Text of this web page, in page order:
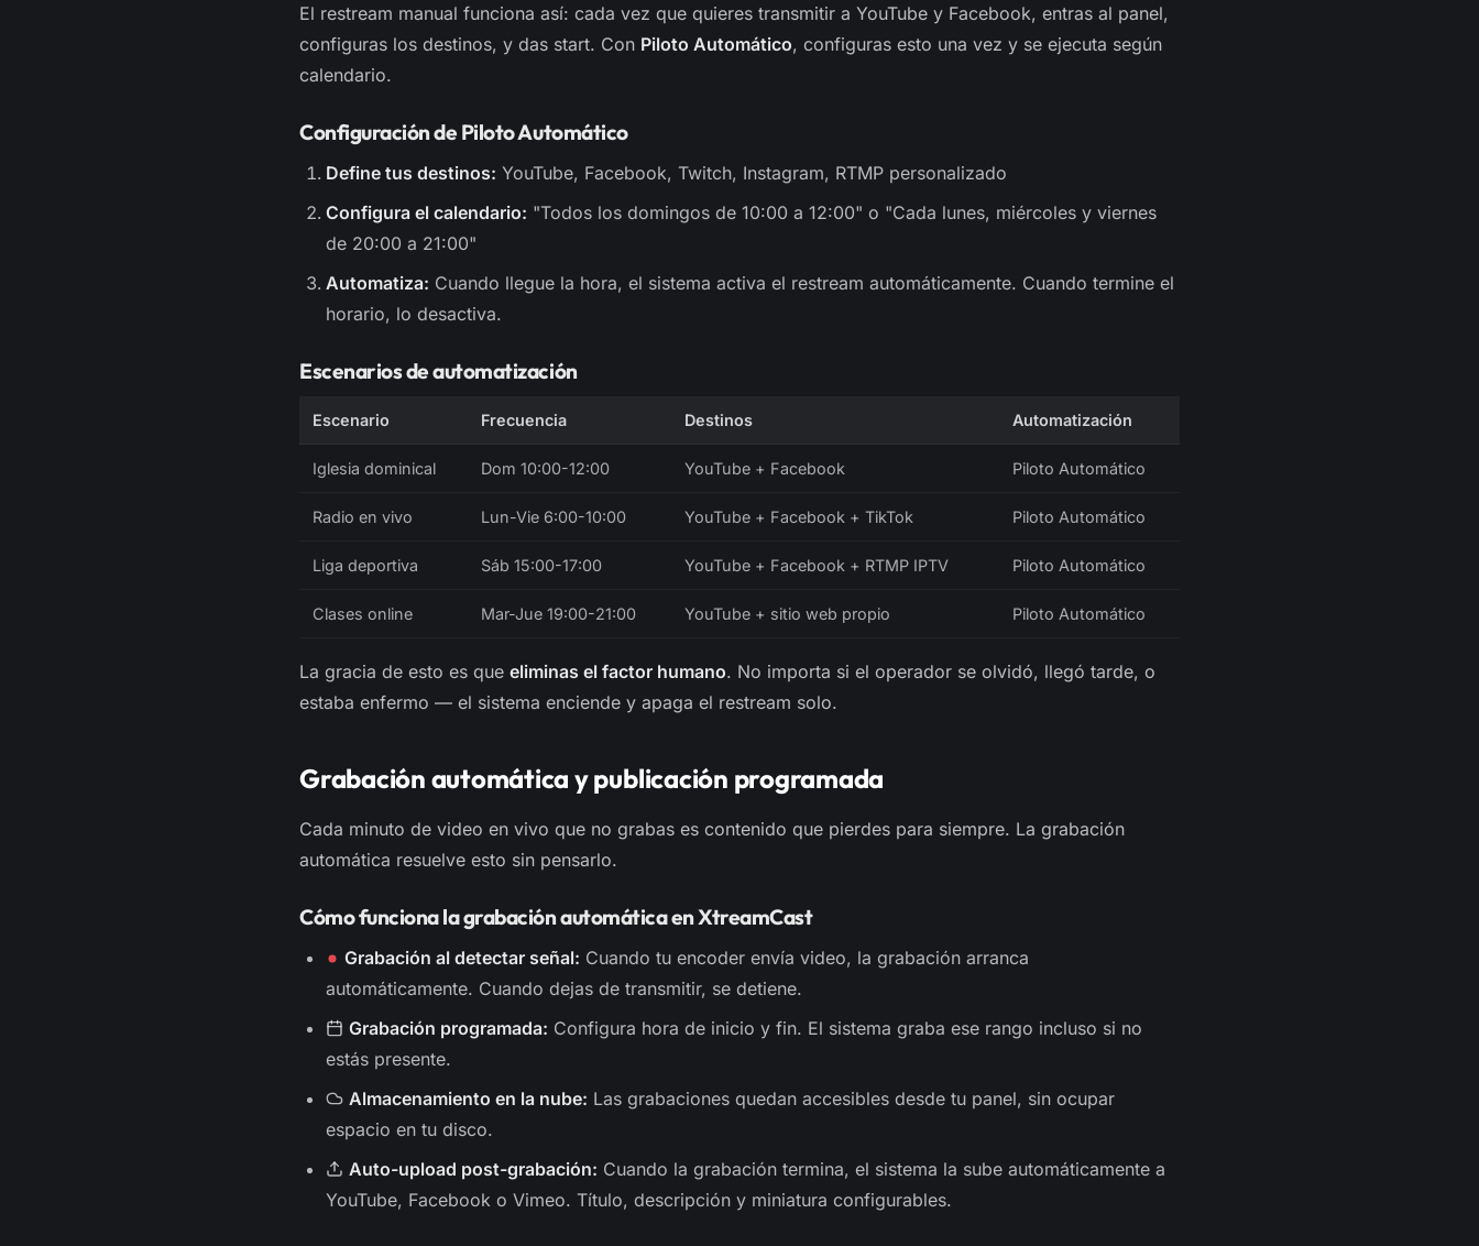
El restream manual funciona así: cada vez que quieres transmitir a YouTube y Facebook, entras al panel,
configuras los destinos, y das start. Con Piloto Automático, configuras esto una vez y se ejecuta según
calendario.
Configuración de Piloto Automático
Define tus destinos: YouTube, Facebook, Twitch, Instagram, RTMP personalizado
Configura el calendario: "Todos los domingos de 10:00 a 12:00" o "Cada lunes, miércoles y viernes
de 20:00 a 21:00"
Automatiza: Cuando llegue la hora, el sistema activa el restream automáticamente. Cuando termine el
horario, lo desactiva.
Escenarios de automatización
Escenario Frecuencia Destinos Automatización
Iglesia dominical Dom 10:00-12:00 YouTube + Facebook Piloto Automático
Radio en vivo Lun-Vie 6:00-10:00 YouTube + Facebook + TikTok Piloto Automático
Liga deportiva Sáb 15:00-17:00 YouTube + Facebook + RTMP IPTV Piloto Automático
Clases online Mar-Jue 19:00-21:00 YouTube + sitio web propio Piloto Automático
La gracia de esto es que eliminas el factor humano. No importa si el operador se olvidó, llegó tarde, o
estaba enfermo — el sistema enciende y apaga el restream solo.
Grabación automática y publicación programada
Cada minuto de video en vivo que no grabas es contenido que pierdes para siempre. La grabación
automática resuelve esto sin pensarlo.
Cómo funciona la grabación automática en XtreamCast
Grabación al detectar señal: Cuando tu encoder envía video, la grabación arranca
automáticamente. Cuando dejas de transmitir, se detiene.
Grabación programada: Configura hora de inicio y fin. El sistema graba ese rango incluso si no
estás presente.
Almacenamiento en la nube: Las grabaciones quedan accesibles desde tu panel, sin ocupar
espacio en tu disco.
Auto-upload post-grabación: Cuando la grabación termina, el sistema la sube automáticamente a
YouTube, Facebook o Vimeo. Título, descripción y miniatura configurables.